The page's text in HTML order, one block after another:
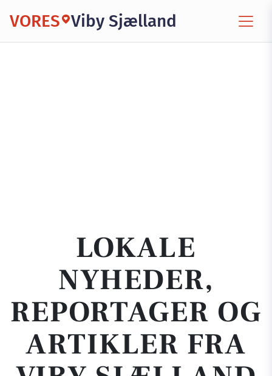
VORES Viby Sjælland
LOKALE
NYHEDER,
REPORTAGER OG
ARTIKLER FRA